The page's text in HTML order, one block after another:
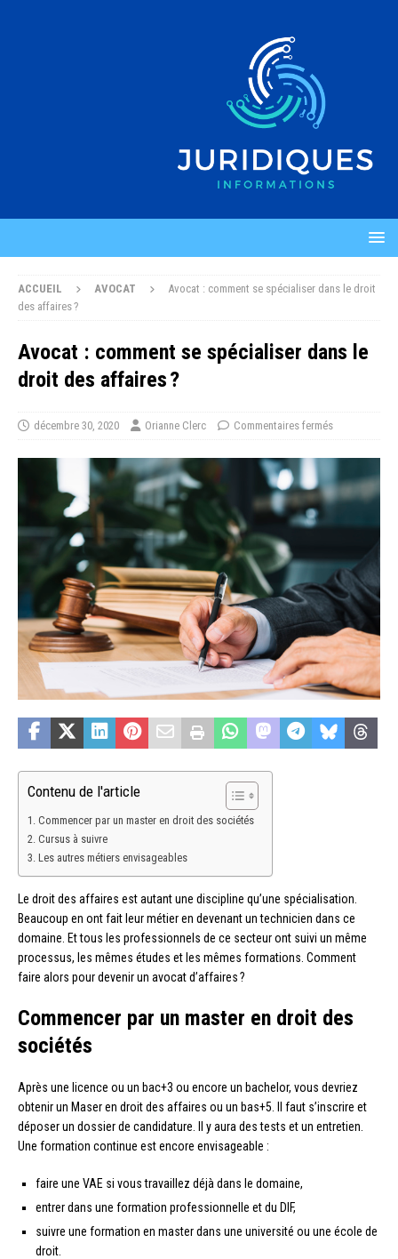
ACCUEIL AVOCAT
Avocat : comment se spécialiser dans le droit
des affaires ?
Avocat : comment se spécialiser dans le
droit des affaires ?
décembre 30, 2020 Orianne Clerc Commentaires fermés
Contenu de l'article
Commencer par un master en droit des sociétés
Cursus à suivre
Les autres métiers envisageables
Le droit des affaires est autant une discipline qu’une spécialisation.
Beaucoup en ont fait leur métier en devenant un technicien dans ce
domaine. Et tous les professionnels de ce secteur ont suivi un même
processus, les mêmes études et les mêmes formations. Comment
faire alors pour devenir un avocat d’affaires ?
Commencer par un master en droit des
sociétés
Après une licence ou un bac+3 ou encore un bachelor, vous devriez
obtenir un Maser en droit des affaires ou un bas+5. Il faut s’inscrire et
déposer un dossier de candidature. Il y aura des tests et un entretien.
Une formation continue est encore envisageable :
faire une VAE si vous travaillez déjà dans le domaine,
entrer dans une formation professionnelle et du DIF,
suivre une formation en master dans une université ou une école de
droit.